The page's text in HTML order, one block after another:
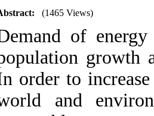
(1465 Views)
of
growth
order to
and